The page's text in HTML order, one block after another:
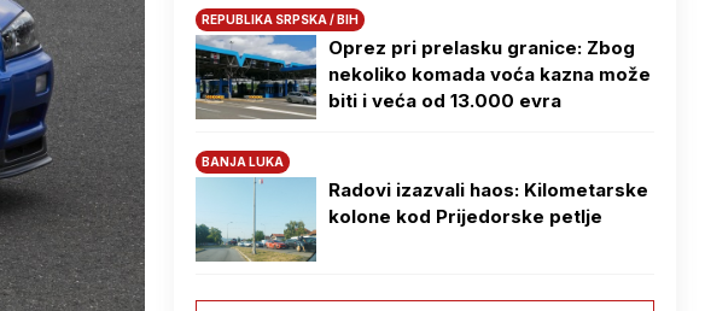
REPUBLIKA SRPSKA / BIH
Oprez pri prelasku granice: Zbog
nekoliko komada voća kazna može
biti i veća od 13.000 evra
BANJA LUKA
Radovi izazvali haos: Kilometarske
kolone kod Prijedorske petlje